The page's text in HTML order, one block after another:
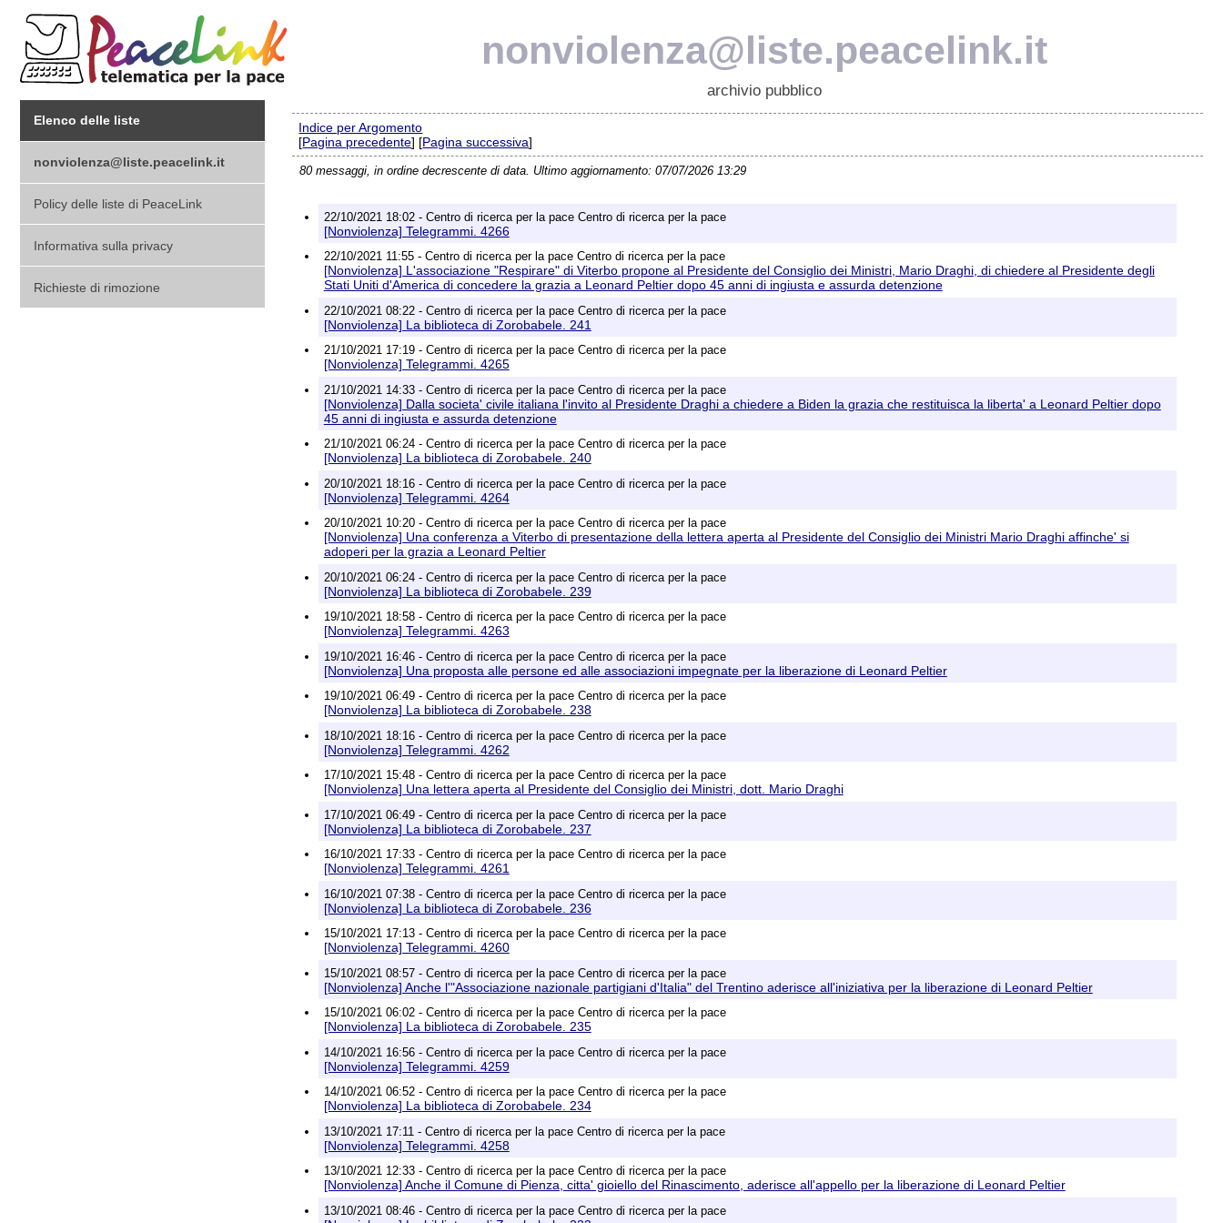
nonviolenza@liste.peacelink.it
archivio pubblico
Elenco delle liste
nonviolenza@liste.peacelink.it
Policy delle liste di PeaceLink
Informativa sulla privacy
Richieste di rimozione
Indice per Argomento
[Pagina precedente] [Pagina successiva]
80 messaggi, in ordine decrescente di data. Ultimo aggiornamento: 07/07/2026 13:29
22/10/2021 18:02 - Centro di ricerca per la pace Centro di ricerca per la pace
[Nonviolenza] Telegrammi. 4266
22/10/2021 11:55 - Centro di ricerca per la pace Centro di ricerca per la pace
[Nonviolenza] L'associazione "Respirare" di Viterbo propone al Presidente del Consiglio dei Ministri, Mario Draghi, di chiedere al Presidente degli
Stati Uniti d'America di concedere la grazia a Leonard Peltier dopo 45 anni di ingiusta e assurda detenzione
22/10/2021 08:22 - Centro di ricerca per la pace Centro di ricerca per la pace
[Nonviolenza] La biblioteca di Zorobabele. 241
21/10/2021 17:19 - Centro di ricerca per la pace Centro di ricerca per la pace
[Nonviolenza] Telegrammi. 4265
21/10/2021 14:33 - Centro di ricerca per la pace Centro di ricerca per la pace
[Nonviolenza] Dalla societa' civile italiana l'invito al Presidente Draghi a chiedere a Biden la grazia che restituisca la liberta' a Leonard Peltier dopo
45 anni di ingiusta e assurda detenzione
21/10/2021 06:24 - Centro di ricerca per la pace Centro di ricerca per la pace
[Nonviolenza] La biblioteca di Zorobabele. 240
20/10/2021 18:16 - Centro di ricerca per la pace Centro di ricerca per la pace
[Nonviolenza] Telegrammi. 4264
20/10/2021 10:20 - Centro di ricerca per la pace Centro di ricerca per la pace
[Nonviolenza] Una conferenza a Viterbo di presentazione della lettera aperta al Presidente del Consiglio dei Ministri Mario Draghi affinche' si
adoperi per la grazia a Leonard Peltier
20/10/2021 06:24 - Centro di ricerca per la pace Centro di ricerca per la pace
[Nonviolenza] La biblioteca di Zorobabele. 239
19/10/2021 18:58 - Centro di ricerca per la pace Centro di ricerca per la pace
[Nonviolenza] Telegrammi. 4263
19/10/2021 16:46 - Centro di ricerca per la pace Centro di ricerca per la pace
[Nonviolenza] Una proposta alle persone ed alle associazioni impegnate per la liberazione di Leonard Peltier
19/10/2021 06:49 - Centro di ricerca per la pace Centro di ricerca per la pace
[Nonviolenza] La biblioteca di Zorobabele. 238
18/10/2021 18:16 - Centro di ricerca per la pace Centro di ricerca per la pace
[Nonviolenza] Telegrammi. 4262
17/10/2021 15:48 - Centro di ricerca per la pace Centro di ricerca per la pace
[Nonviolenza] Una lettera aperta al Presidente del Consiglio dei Ministri, dott. Mario Draghi
17/10/2021 06:49 - Centro di ricerca per la pace Centro di ricerca per la pace
[Nonviolenza] La biblioteca di Zorobabele. 237
16/10/2021 17:33 - Centro di ricerca per la pace Centro di ricerca per la pace
[Nonviolenza] Telegrammi. 4261
16/10/2021 07:38 - Centro di ricerca per la pace Centro di ricerca per la pace
[Nonviolenza] La biblioteca di Zorobabele. 236
15/10/2021 17:13 - Centro di ricerca per la pace Centro di ricerca per la pace
[Nonviolenza] Telegrammi. 4260
15/10/2021 08:57 - Centro di ricerca per la pace Centro di ricerca per la pace
[Nonviolenza] Anche l'"Associazione nazionale partigiani d'Italia" del Trentino aderisce all'iniziativa per la liberazione di Leonard Peltier
15/10/2021 06:02 - Centro di ricerca per la pace Centro di ricerca per la pace
[Nonviolenza] La biblioteca di Zorobabele. 235
14/10/2021 16:56 - Centro di ricerca per la pace Centro di ricerca per la pace
[Nonviolenza] Telegrammi. 4259
14/10/2021 06:52 - Centro di ricerca per la pace Centro di ricerca per la pace
[Nonviolenza] La biblioteca di Zorobabele. 234
13/10/2021 17:11 - Centro di ricerca per la pace Centro di ricerca per la pace
[Nonviolenza] Telegrammi. 4258
13/10/2021 12:33 - Centro di ricerca per la pace Centro di ricerca per la pace
[Nonviolenza] Anche il Comune di Pienza, citta' gioiello del Rinascimento, aderisce all'appello per la liberazione di Leonard Peltier
13/10/2021 08:46 - Centro di ricerca per la pace Centro di ricerca per la pace